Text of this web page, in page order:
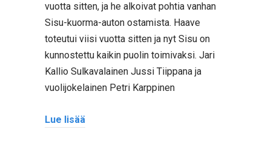
vuotta sitten, ja he alkoivat pohtia vanhan
Sisu-kuorma-auton ostamista. Haave
toteutui viisi vuotta sitten ja nyt Sisu on
kunnostettu kaikin puolin toimivaksi. Jari
Kallio Sulkavalainen Jussi Tiippana ja
vuolijokelainen Petri Karppinen
Lue lisää